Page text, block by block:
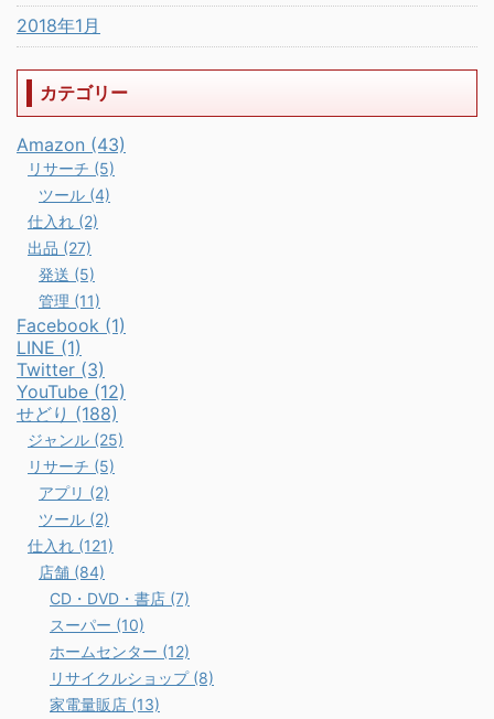
2018年1月
カテゴリー
Amazon (43)
リサーチ (5)
ツール (4)
仕入れ (2)
出品 (27)
発送 (5)
管理 (11)
Facebook (1)
LINE (1)
Twitter (3)
YouTube (12)
せどり (188)
ジャンル (25)
リサーチ (5)
アプリ (2)
ツール (2)
仕入れ (121)
店舗 (84)
CD・DVD・書店 (7)
スーパー (10)
ホームセンター (12)
リサイクルショップ (8)
家電量販店 (13)